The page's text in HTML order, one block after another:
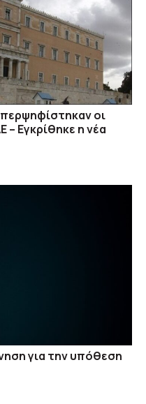
οι
– Εγκρίθηκε η νέα
για την υπόθεση